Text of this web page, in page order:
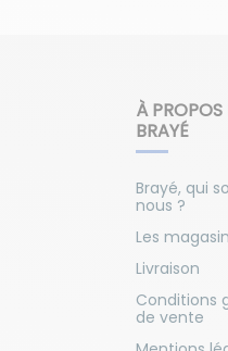
À PROPOS
BRAYÉ
Brayé, qui
nous ?
Les
Livraison
Conditions
de vente